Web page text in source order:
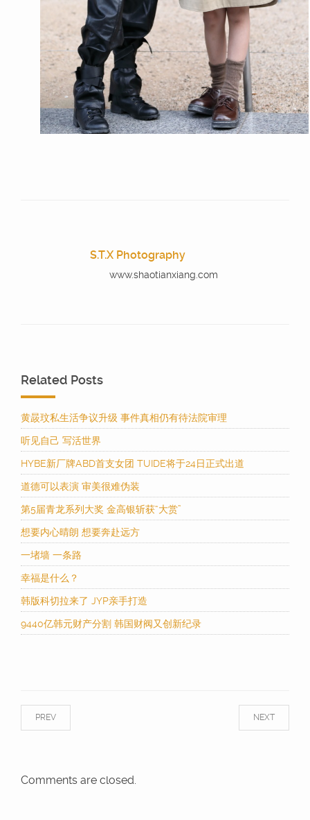
S.T.X Photography
www.shaotianxiang.com
Related Posts
黄晸玟私生活争议升级 事件真相仍有待法院审理
听见自己 写活世界
HYBE新厂牌ABD首支女团 TUIDE将于24日正式出道
道德可以表演 审美很难伪装
第5届青龙系列大奖 金高银斩获“大赏”
想要内心晴朗 想要奔赴远方
一堵墙 一条路
幸福是什么？
韩版科切拉来了 JYP亲手打造
9440亿韩元财产分割 韩国财阀又创新纪录
NEXT
PREV
Comments are closed.